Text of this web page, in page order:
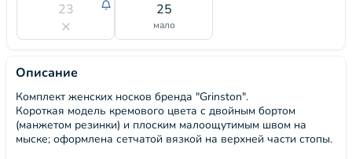
23 25
мало
Описание
Комплект женских носков бренда "Grinston".
Короткая модель кремового цвета с двойным бортом
(манжетом резинки) и плоским малоощутимым швом на
мыске; оформлена сетчатой вязкой на верхней части стопы.